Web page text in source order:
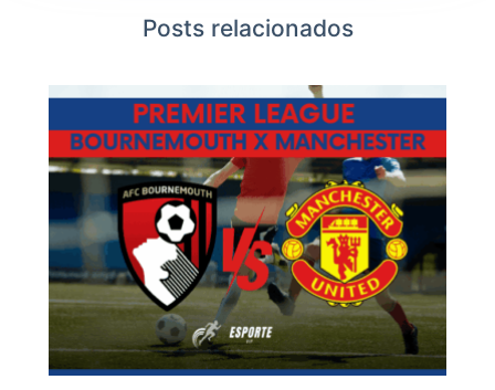
Posts relacionados